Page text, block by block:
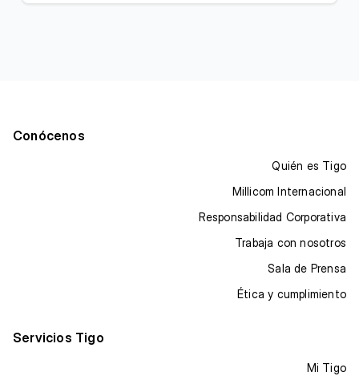
Conócenos
Quién es Tigo
Millicom Internacional
Responsabilidad Corporativa
Trabaja con nosotros
Sala de Prensa
Ética y cumplimiento
Servicios Tigo
Mi Tigo